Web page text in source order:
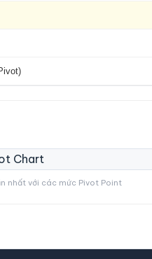
nhất với các mức Pivot Point